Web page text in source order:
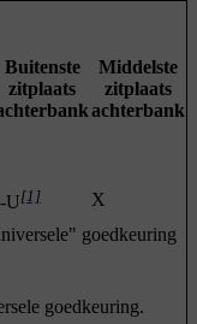
Buitenste
zitplaats
Middelste
zitplaats
achterbank
U[1]
X
goedkeuring
goedkeuring.